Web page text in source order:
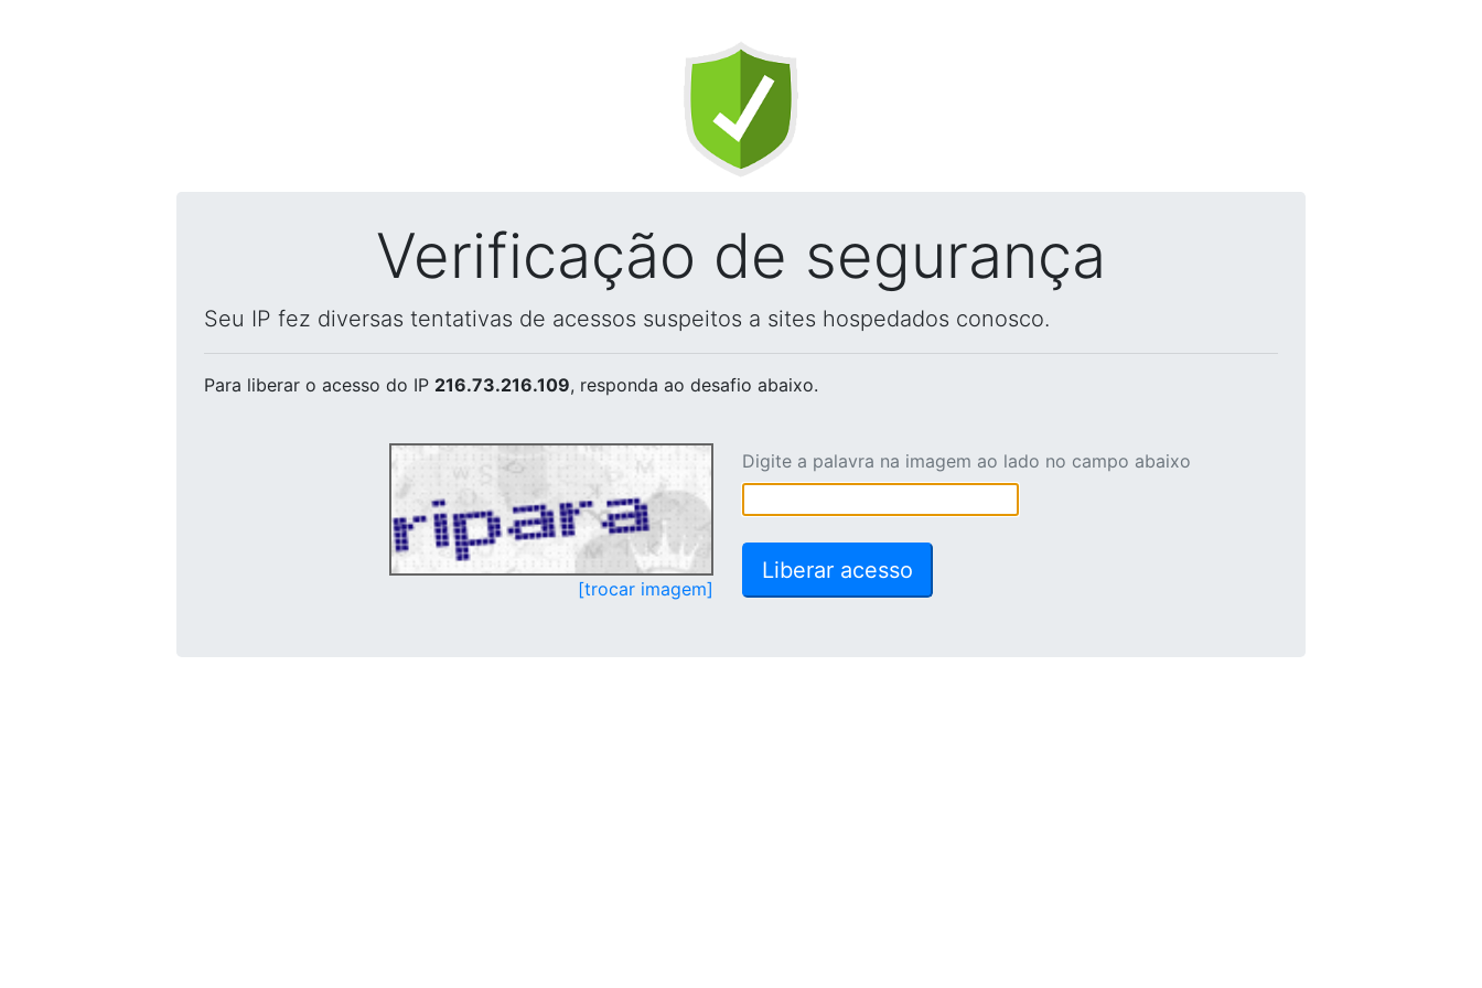
Verificação de segurança
Seu IP fez diversas tentativas de acessos suspeitos a sites hospedados conosco.
Para liberar o acesso do IP 216.73.216.109, responda ao desafio abaixo.
[trocar imagem]
Digite a palavra na imagem ao lado no campo abaixo